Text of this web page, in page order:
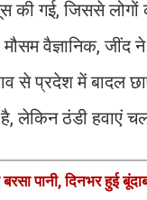
की गई, जिससे
वैज्ञानिक, जींद
से प्रदेश में
लेकिन ठंडी हवाएं
पानी, दिनभर हुई